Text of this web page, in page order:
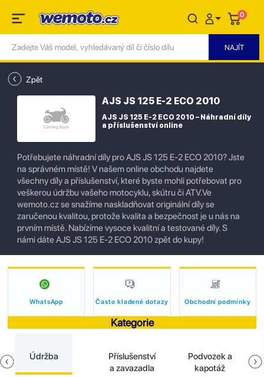
0
Zpět
AJS JS 125 E-2 ECO 2010
AJS JS 125 E-2 ECO 2010 – Náhradní díly
a příslušenství online
Potřebujete náhradní díly pro AJS JS 125 E-2 ECO 2010? Jste
na správném místě! V našem online obchodu najdete
všechny díly a příslušenství, které byste mohli potřebovat pro
veškerou údržbu vašeho motocyklu, skútru či ATV.Ve
wemoto.cz se snažíme naskladňovat originální díly se
zaručenou kvalitou, protože kvalita a bezpečnost je u nás na
prvním místě. Nabízíme vysoce kvalitní a testované díly. S
námi dáte AJS JS 125 E-2 ECO 2010 zpět do kupy!
WhatsApp Často kladené dotazy Obchodní podmínky
Kategorie
Údržba
Příslušenství
a zavazadla
Podvozek a
kapotáž